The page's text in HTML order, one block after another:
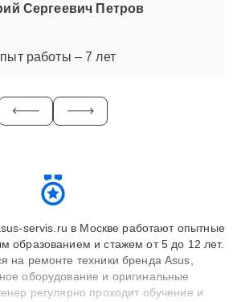
Сергеевич Петров
работы – 7 лет
servis.ru в Москве работают опытные
образованием и стажем от 5 до 12 лет.
на ремонте техники бренда Asus,
оборудование и оригинальные
регулярно проходит обучение и